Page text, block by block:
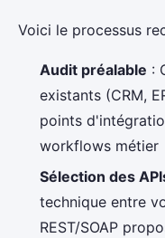
Voici le processus
Audit préalable :
existants (CRM,
points
workflows métier
Sélection des
technique entre
REST/SOAP